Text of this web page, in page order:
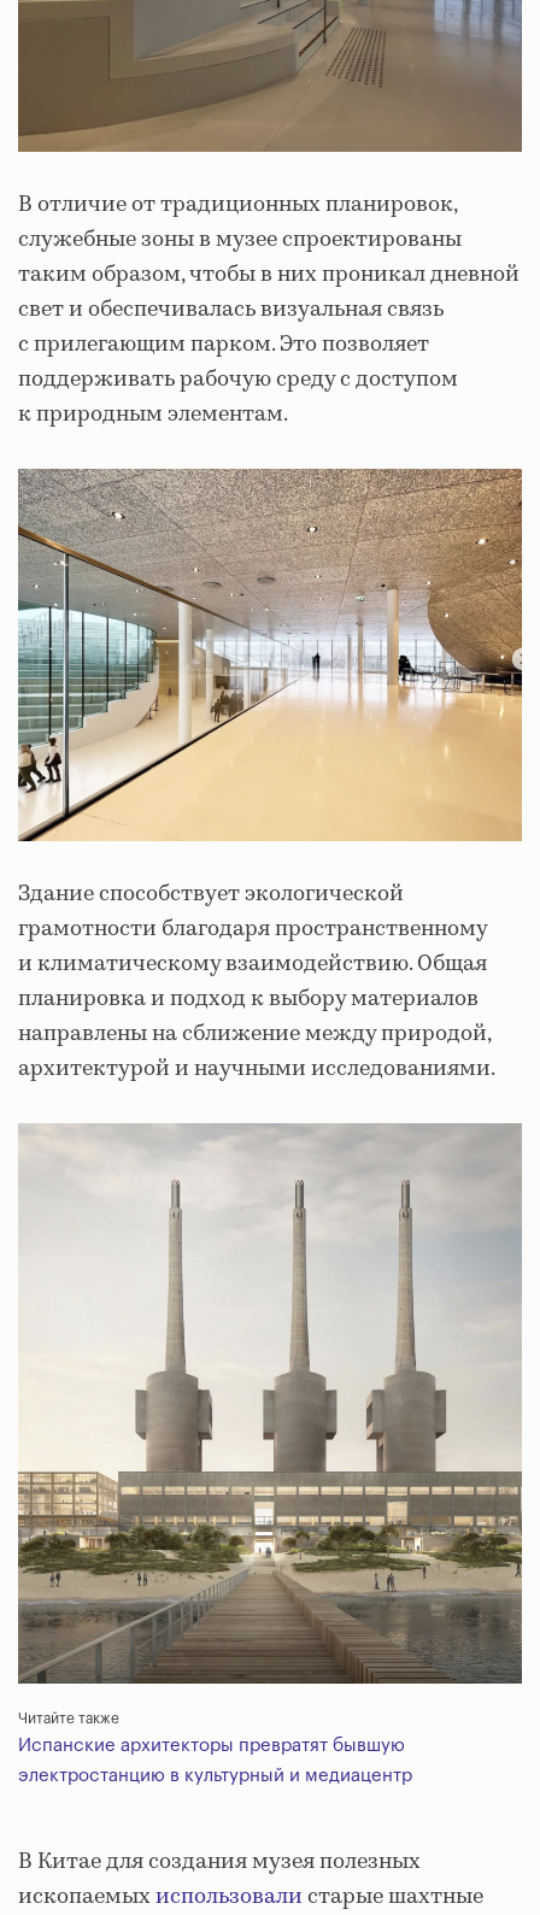
В отличие от традиционных планировок,
служебные зоны в музее спроектированы
таким образом, чтобы в них проникал дневной
свет и обеспечивалась визуальная связь
с прилегающим парком. Это позволяет
поддерживать рабочую среду с доступом
к природным элементам.
Здание способствует экологической
грамотности благодаря пространственному
и климатическому взаимодействию. Общая
планировка и подход к выбору материалов
направлены на сближение между природой,
архитектурой и научными исследованиями.
Читайте также
Испанские архитекторы превратят бывшую
электростанцию в культурный и медиацентр
В Китае для создания музея полезных
ископаемыхиспользовалистарые шахтные